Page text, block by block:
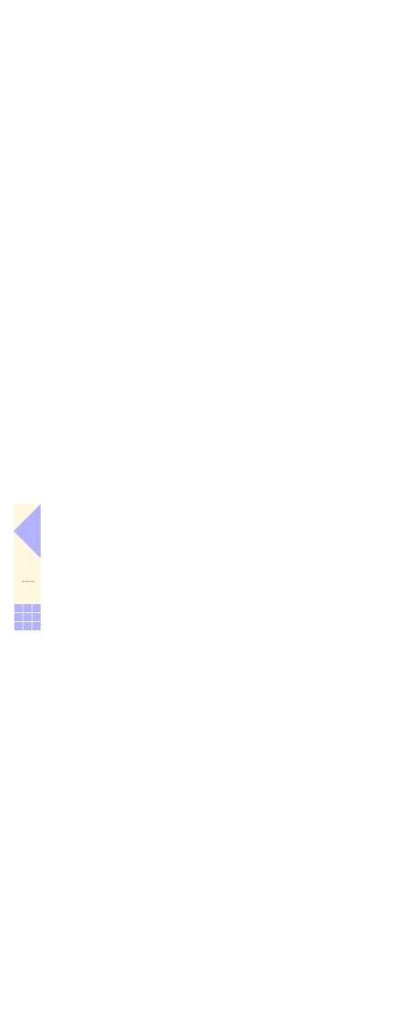
---